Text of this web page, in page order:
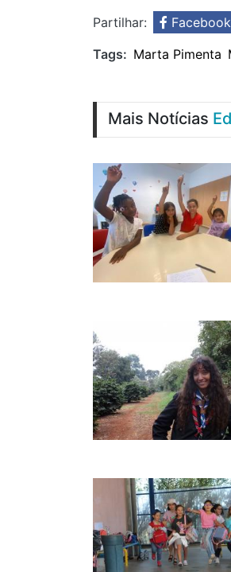
Partilhar: Facebook
Tags: Marta Pimenta
Mais Notícias